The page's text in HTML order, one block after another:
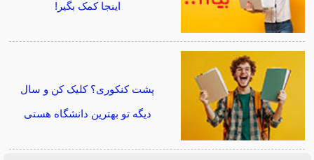
اینجا کمک بگیر!
پشت کنکوری؟ کلیک کن و سال
دیگه تو بهترین دانشگاه هستی